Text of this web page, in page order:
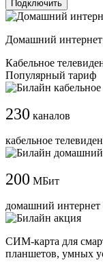
Подключить
Домашний интернет
Кабельное
Популярный тариф
230 каналов
кабельное
200 МБит
домашний интернет
СИМ-карта для
планшетов, умных